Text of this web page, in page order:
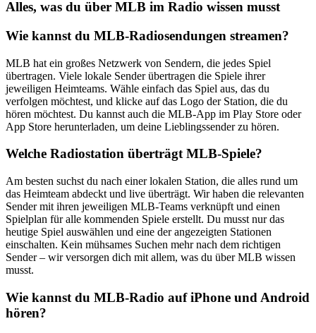
Alles, was du über MLB im Radio wissen musst
Wie kannst du MLB-Radiosendungen streamen?
MLB hat ein großes Netzwerk von Sendern, die jedes Spiel
übertragen. Viele lokale Sender übertragen die Spiele ihrer
jeweiligen Heimteams. Wähle einfach das Spiel aus, das du
verfolgen möchtest, und klicke auf das Logo der Station, die du
hören möchtest. Du kannst auch die MLB-App im Play Store oder
App Store herunterladen, um deine Lieblingssender zu hören.
Welche Radiostation überträgt MLB-Spiele?
Am besten suchst du nach einer lokalen Station, die alles rund um
das Heimteam abdeckt und live überträgt. Wir haben die relevanten
Sender mit ihren jeweiligen MLB-Teams verknüpft und einen
Spielplan für alle kommenden Spiele erstellt. Du musst nur das
heutige Spiel auswählen und eine der angezeigten Stationen
einschalten. Kein mühsames Suchen mehr nach dem richtigen
Sender – wir versorgen dich mit allem, was du über MLB wissen
musst.
Wie kannst du MLB-Radio auf iPhone und Android
hören?